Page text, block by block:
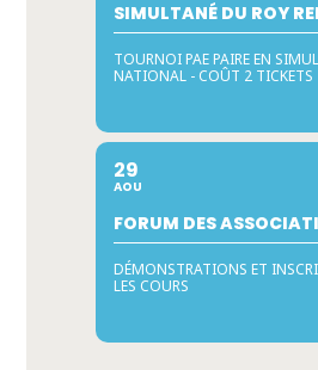
SIMULTANÉ DU ROY
TOURNOI PAE PAIRE EN
NATIONAL - COÛT 2 TICKETS
29
AOU
FORUM DES
DÉMONSTRATIONS ET
LES COURS